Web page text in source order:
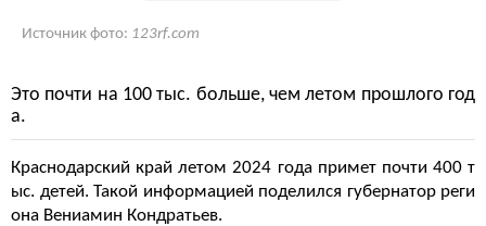
Источник фото: 123rf.com
Это почти на 100 тыс. больше, чем летом прошлого год
а.
Краснодарский край летом 2024 года примет почти 400 т
ыс. детей. Такой информацией поделился губернатор реги
она Вениамин Кондратьев.